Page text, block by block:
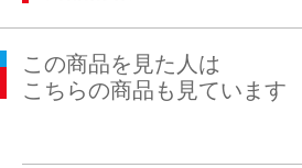
この商品を見た人は
こちらの商品も見ています